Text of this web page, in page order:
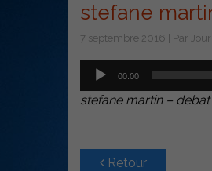
stefane
7 septembre 2016 | Par
Lecteur
audio
00:00
stefane martin –
Retour